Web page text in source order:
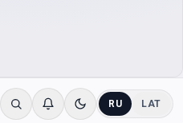
RU LAT